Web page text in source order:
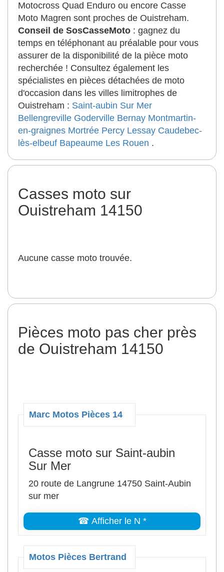
Motocross Quad Enduro ou encore Casse
Moto Magren sont proches de Ouistreham.
Conseil de SosCasseMoto : gagnez du
temps en téléphonant au préalable pour vous
assurer de la disponibilité de la pièce moto
recherchée ! Consultez également les
spécialistes en pièces détachées de moto
d'occasion dans les villes limitrophes de
Ouistreham : Saint-aubin Sur Mer
Bellengreville Goderville Bernay Montmartin-
en-graignes Mortrée Percy Lessay Caudebec-
lès-elbeuf Bapeaume Les Rouen .
Casses moto sur
Ouistreham 14150
Aucune casse moto trouvée.
Pièces moto pas cher près
de Ouistreham 14150
Marc Motos Pièces 14
Casse moto sur Saint-aubin
Sur Mer
20 route de Langrune 14750 Saint-Aubin
sur mer
☎ Afficher le N *
Motos Pièces Bertrand